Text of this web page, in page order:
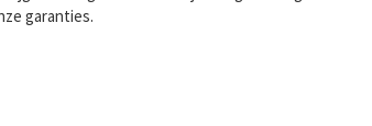
garanties.